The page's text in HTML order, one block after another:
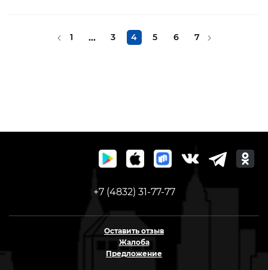
1 ... 3 4 5 6 7
+7 (4832) 31-77-77
Оставить отзыв
Жалоба
Предложение